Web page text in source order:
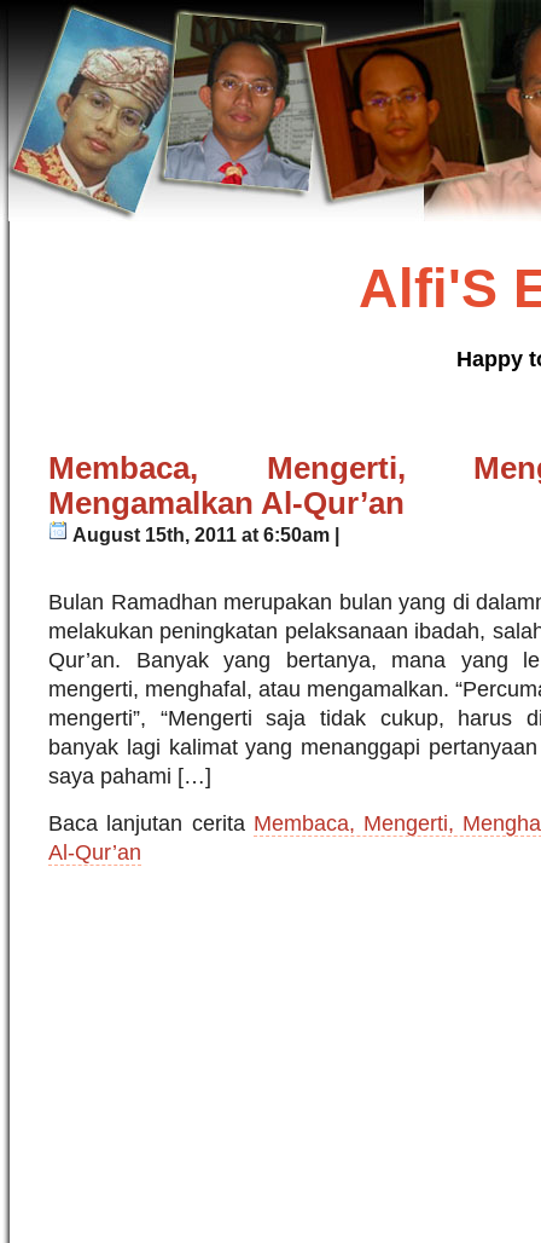
Alfi'S
Happy
Membaca, Mengerti,
Mengamalkan Al-Qur’an
August 15th, 2011 at 6:50am |
Bulan Ramadhan merupakan bulan yang di
melakukan peningkatan pelaksanaan ibadah,
Qur’an. Banyak yang bertanya, mana yang
mengerti, menghafal, atau mengamalkan.
mengerti”, “Mengerti saja tidak cukup, harus
banyak lagi kalimat yang menanggapi
saya pahami […]
Baca lanjutan cerita Membaca, Mengerti,
Al-Qur’an